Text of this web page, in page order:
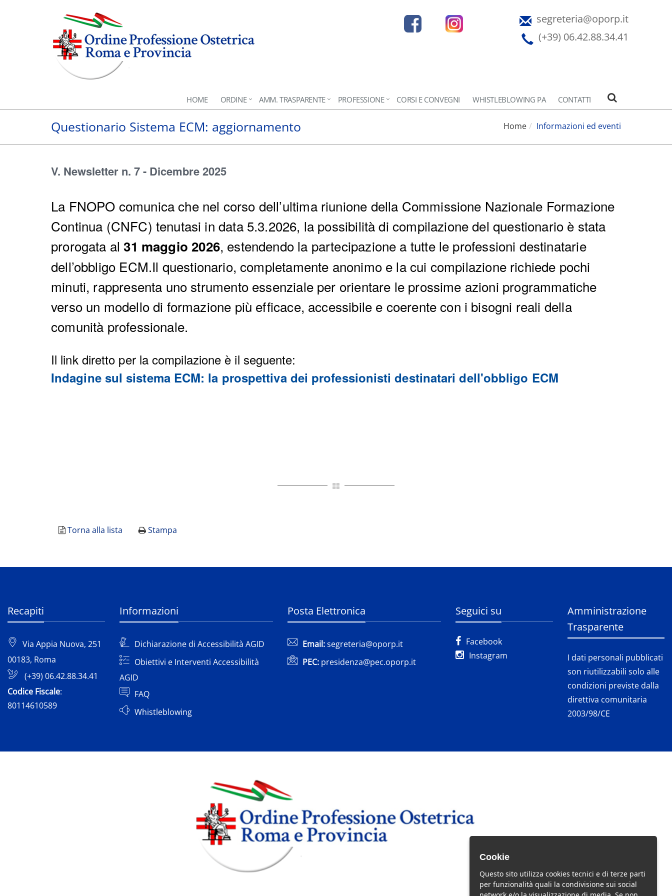
segreteria@oporp.it
(+39) 06.42.88.34.41
HOME ORDINE AMM. TRASPARENTE PROFESSIONE CORSI E CONVEGNI WHISTLEBLOWING PA CONTATTI
Questionario Sistema ECM: aggiornamento Home Informazioni ed eventi
V. Newsletter n. 7 - Dicembre 2025
La FNOPO comunica che nel corso dell’ultima riunione della Commissione Nazionale Formazione
Continua (CNFC) tenutasi in data 5.3.2026, la possibilità di compilazione del questionario è stata
prorogata al31 maggio 2026, estendendo la partecipazione a tutte le professioni destinatarie
dell’obbligo ECM.Il questionario, completamente anonimo e la cui compilazione richiede pochi
minuti, rappresenta uno strumento essenziale per orientare le prossime azioni programmatiche
verso un modello di formazione più efficace, accessibile e coerente con i bisogni reali della
comunità professionale.
Il link diretto per la compilazione è il seguente:
Indagine sul sistema ECM: la prospettiva dei professionisti destinatari dell'obbligo ECM
Torna alla lista Stampa
Recapiti
Via Appia Nuova, 251
00183, Roma
(+39) 06.42.88.34.41
Codice Fiscale:
80114610589
Informazioni
Dichiarazione di Accessibilità AGID
Obiettivi e Interventi Accessibilità
AGID
FAQ
Whistleblowing
Posta Elettronica
Email:segreteria@oporp.it
PEC: presidenza@pec.oporp.it
Seguici su
Facebook
Instagram
Amministrazione
Trasparente
I dati personali pubblicati
son riutilizzabili solo alle
condizioni previste dalla
direttiva comunitaria
2003/98/CE
Cookie
Questo sito utilizza cookies tecnici e di terze parti
per funzionalità quali la condivisione sui social